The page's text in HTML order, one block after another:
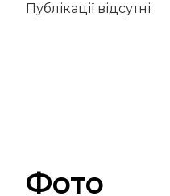
Публікації відсутні
Фото